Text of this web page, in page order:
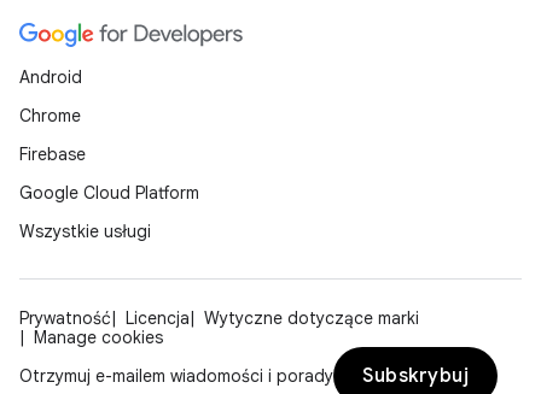
Android
Chrome
Firebase
Google Cloud Platform
Wszystkie usługi
Prywatność Licencja
Wytyczne dotyczące marki
Manage cookies
Otrzymuj e-mailem wiadomości i porady
Subskrybuj